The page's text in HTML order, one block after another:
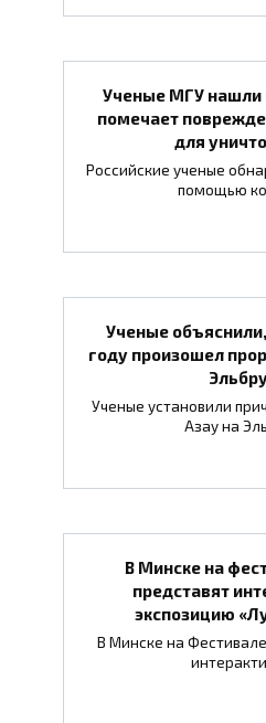
Ученые МГУ нашли
помечает
для
Российские ученые
помощью
Ученые
году произошел
Ученые установили
Азау на
В Минске на
представят
экспозицию
В Минске на